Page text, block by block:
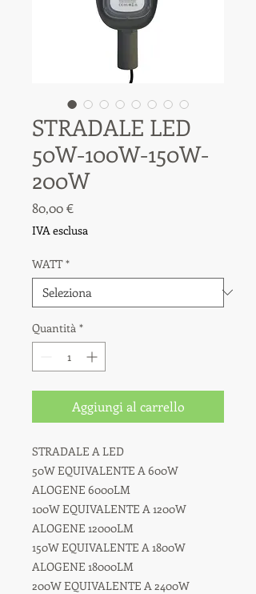
STRADALE LED
50W-100W-150W-
200W
80,00 €Prezzo
IVA esclusa
WATT *
Quantità *
Aggiungi al carrello
STRADALE A LED
50W EQUIVALENTE A 600W
ALOGENE 6000LM
100W EQUIVALENTE A 1200W
ALOGENE 12000LM
150W EQUIVALENTE A 1800W
ALOGENE 18000LM
200W EQUIVALENTE A 2400W